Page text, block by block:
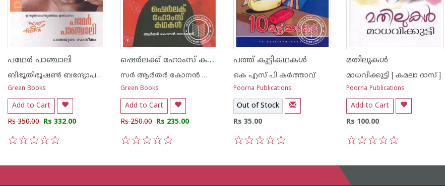
പഥേര്‍ പാഞ്ചാലി
ബിഭൂതിഭൂഷണ്‍ ബന്ദ്യോപദ്ധ്യായ
Green Books
Add to Cart
Rs 350.00 Rs 332.00
ഷെര്‍ലക്ക് ഹോംസ് കഥകള്‍
സര്‍ ആര്‍തര്‍ കോനന്‍ ഡോയല്‍
Green Books
Add to Cart
Rs 250.00 Rs 235.00
പത്ത് കുട്ടികഥകള്‍
കെ എസ് പി കര്‍ത്താവ്
Poorna Publications
Out of Stock
Rs 35.00
മതിലുകള്‍
മാധവിക്കുട്ടി [ കമലാ ദാസ് ]
Poorna Publications
Add to Cart
Rs 100.00